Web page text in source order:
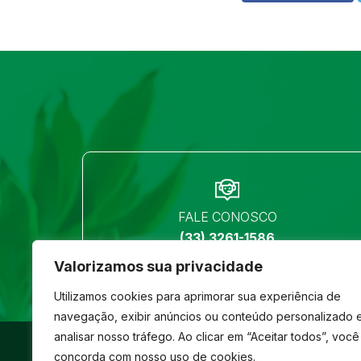
Valorizamos sua privacidade
Utilizamos cookies para aprimorar sua experiência de
navegação, exibir anúncios ou conteúdo personalizado
analisar nosso tráfego. Ao clicar em “Aceitar todos”, você
concorda com nosso uso de cookies.
FALE CONOSCO
(33) 3261-1586
© São José- Todos os direitos reservados